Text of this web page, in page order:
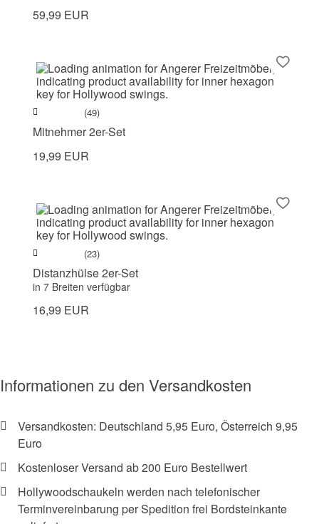
59,99 EUR
(49)
Mitnehmer 2er-Set
19,99 EUR
(23)
Distanzhülse 2er-Set
in 7 Breiten verfügbar
16,99 EUR
Informationen zu den Versandkosten
Versandkosten: Deutschland 5,95 Euro, Österreich 9,95
Euro
Kostenloser Versand ab 200 Euro Bestellwert
Hollywoodschaukeln werden nach telefonischer
Terminvereinbarung per Spedition frei Bordsteinkante